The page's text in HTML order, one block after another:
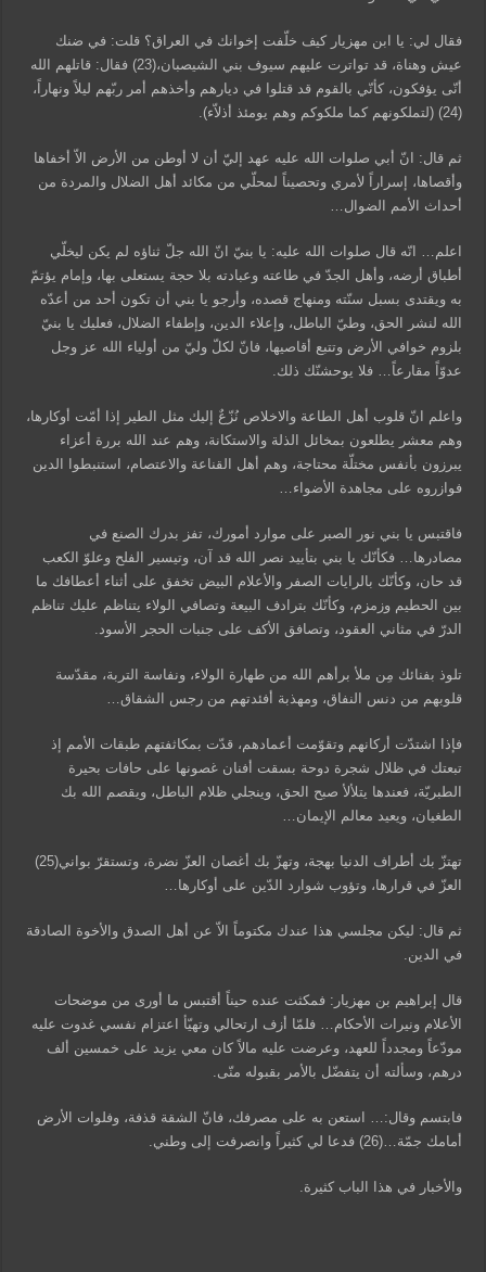
فقال لي: يا ابن مهزيار كيف خلّفت إخوانك في العراق؟ قلت: في ضنك
عيش وهناة، قد تواترت عليهم سيوف بني الشيصبان،(23) فقال: قاتلهم الله
أنّى يؤفكون، كأنّي بالقوم قد قتلوا في ديارهم وأخذهم أمر ربّهم ليلاً ونهاراً،
(24) (لتملكونهم كما ملكوكم وهم يومئذ أذلاّء).
ثم قال: انّ أبي صلوات الله عليه عهد إليّ أن لا أوطن من الأرض الاّ أخفاها
وأقصاها، إسراراً لأمري وتحصيناً لمحلّي من مكائد أهل الضلال والمردة من
أحداث الأمم الضوال…
اعلم… انّه قال صلوات الله عليه: يا بنيّ انّ الله جلّ ثناؤه لم يكن ليخلّي
أطباق أرضه، وأهل الجدّ في طاعته وعبادته بلا حجة يستعلى بها، وإمام يؤتمّ
به ويقتدى بسبل سنّته ومنهاج قصده، وأرجو يا بني أن تكون أحد من أعدّه
الله لنشر الحق، وطيّ الباطل، وإعلاء الدين، وإطفاء الضلال، فعليك يا بنيّ
بلزوم خوافي الأرض وتتبع أقاصيها، فانّ لكلّ وليّ من أولياء الله عز وجل
عدوّاً مقارعاً… فلا يوحشنّك ذلك.
واعلم انّ قلوب أهل الطاعة والاخلاص نُزّعٌ إليك مثل الطير إذا أمّت أوكارها،
وهم معشر يطلعون بمخائل الذلة والاستكانة، وهم عند الله بررة أعزاء
يبرزون بأنفس مختلّة محتاجة، وهم أهل القناعة والاعتصام، استنبطوا الدين
فوازروه على مجاهدة الأضواء…
فاقتبس يا بني نور الصبر على موارد أمورك، تفز بدرك الصنع في
مصادرها… فكأنّك يا بني بتأييد نصر الله قد آن، وتيسير الفلح وعلوّ الكعب
قد حان، وكأنّك بالرايات الصفر والأعلام البيض تخفق على أثناء أعطافك ما
بين الحطيم وزمزم، وكأنّك بترادف البيعة وتصافي الولاء يتناظم عليك تناظم
الدرّ في مثاني العقود، وتصافق الأكف على جنبات الحجر الأسود.
تلوذ بفنائك مِن ملأ برأهم الله من طهارة الولاء، ونفاسة التربة، مقدّسة
قلوبهم من دنس النفاق، ومهذبة أفئدتهم من رجس الشقاق…
فإذا اشتدّت أركانهم وتقوّمت أعمادهم، قدّت بمكاثفتهم طبقات الأمم إذ
تبعتك في ظلال شجرة دوحة بسقت أفنان غصونها على حافات بحيرة
الطبريّة، فعندها يتلألأ صبح الحق، وينجلي ظلام الباطل، ويقصم الله بك
الطغيان، ويعيد معالم الإيمان…
تهتزّ بك أطراف الدنيا بهجة، وتهزّ بك أغصان العزّ نضرة، وتستقرّ بواني(25)
العزّ في قرارها، وتؤوب شوارد الدّين على أوكارها…
ثم قال: ليكن مجلسي هذا عندك مكتوماً الاّ عن أهل الصدق والأخوة الصادقة
في الدين.
قال إبراهيم بن مهزيار: فمكثت عنده حيناً أقتبس ما أورى من موضحات
الأعلام ونيرات الأحكام… فلمّا أزف ارتحالي وتهيّأ اعتزام نفسي غدوت عليه
مودّعاً ومجدداً للعهد، وعرضت عليه مالاً كان معي يزيد على خمسين ألف
درهم، وسألته أن يتفضّل بالأمر بقبوله منّى.
فابتسم وقال:… استعن به على مصرفك، فانّ الشقة قذفة، وفلوات الأرض
أمامك جمّة…(26) فدعا لي كثيراً وانصرفت إلى وطني.
والأخبار في هذا الباب كثيرة.